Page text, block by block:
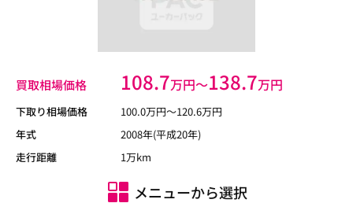
買取相場価格 108.7万円〜138.7万円
下取り相場価格 100.0万円〜120.6万円
年式
2008年(平成20年)
走行距離
1万km
メニューから選択